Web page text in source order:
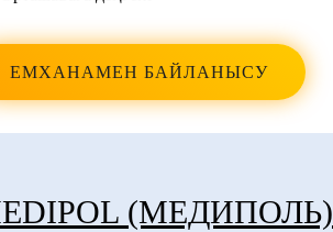
ЕМХАНАМЕН БАЙЛАНЫСУ
(МЕДИПОЛЬ)